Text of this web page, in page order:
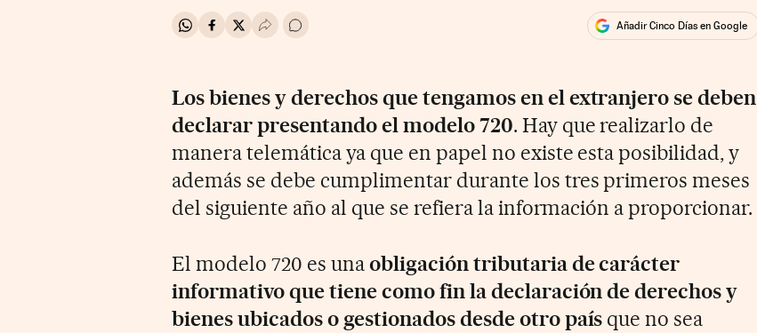
Compartir en Whatsapp
Compartir en Facebook
Compartir en Twitter
Desplegar Redes Sociales
Ir a los comentarios Añadir Cinco Días en Google
Los bienes y derechos que tengamos en el extranjero se deben
declarar presentando el modelo 720. Hay que realizarlo de
manera telemática ya que en papel no existe esta posibilidad, y
además se debe cumplimentar durante los tres primeros meses
del siguiente año al que se refiera la información a proporcionar.
El modelo 720 es unaobligación tributaria de carácter
informativo que tiene como fin la declaración de derechos y
bienes ubicados o gestionados desde otro país que no sea